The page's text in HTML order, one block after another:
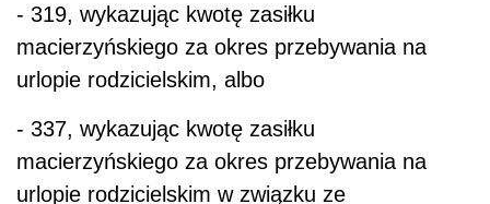
- 319, wykazując kwotę zasiłku
macierzyńskiego za okres przebywania na
urlopie rodzicielskim, albo
- 337, wykazując kwotę zasiłku
macierzyńskiego za okres przebywania na
urlopie rodzicielskim w związku ze